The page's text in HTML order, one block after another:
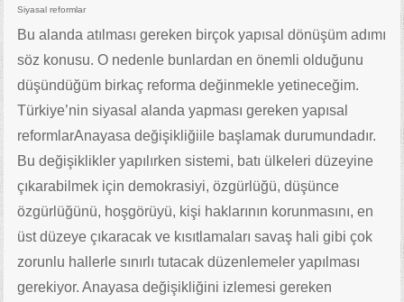
Siyasal reformlar
Bu alanda atılması gereken birçok yapısal dönüşüm adımı
söz konusu. O nedenle bunlardan en önemli olduğunu
düşündüğüm birkaç reforma değinmekle yetineceğim.
Türkiye’nin siyasal alanda yapması gereken yapısal
reformlarAnayasa değişikliğiile başlamak durumundadır.
Bu değişiklikler yapılırken sistemi, batı ülkeleri düzeyine
çıkarabilmek için demokrasiyi, özgürlüğü, düşünce
özgürlüğünü, hoşgörüyü, kişi haklarının korunmasını, en
üst düzeye çıkaracak ve kısıtlamaları savaş hali gibi çok
zorunlu hallerle sınırlı tutacak düzenlemeler yapılması
gerekiyor. Anayasa değişikliğini izlemesi gereken